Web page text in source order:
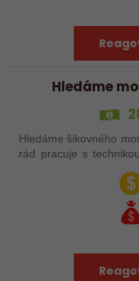
Hledáme
Hledáme šikovného
rád pracuje s
dopravníků a
Nabízíme stabilní